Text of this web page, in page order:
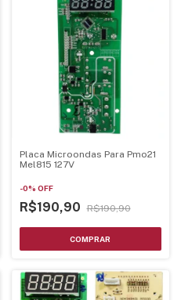
Placa Microondas Para Pmo21
Mel815 127V
-0% OFF
R$190,90 R$190,90